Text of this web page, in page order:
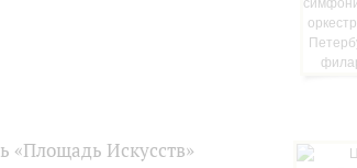
«Площадь Искусств»